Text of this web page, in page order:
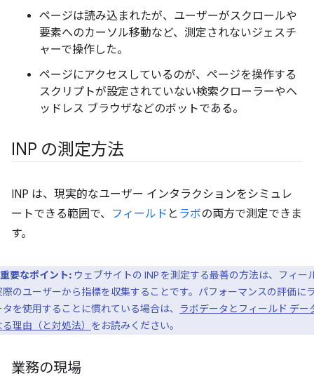
ページは読み込まれたが、ユーザーがスクロールや
要素へのカーソル移動など、測定されないジェスチ
ャーで操作した。
ページにアクセスしているのが、ページを操作する
スクリプトが設定されていない検索クローラーやヘ
ッドレス ブラウザなどのボットである。
INP の測定方法
INP は、現実的なユーザー インタラクションをシミュレ
ートできる範囲で、 フィールド と ラボの両方で測定できま
す。
重要なポイント: ウェブサイトの INP を測定する最善の方法は、フィー
際のユーザーから指標を収集することです。パフォーマンスの評価に
を使用することに慣れている場合は、 ラボデータとフィールド デー
理由（と対処法） をお読みください。
業務の現場